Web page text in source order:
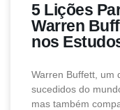
5 Lições
Warren
nos
Warren Buffett, um
sucedidos do
mas também